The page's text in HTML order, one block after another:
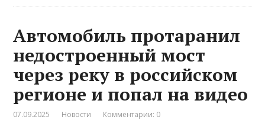
Автомобиль протаранил
недостроенный мост
через реку в российском
регионе и попал на видео
07.09.2025 Новости Комментарии: 0